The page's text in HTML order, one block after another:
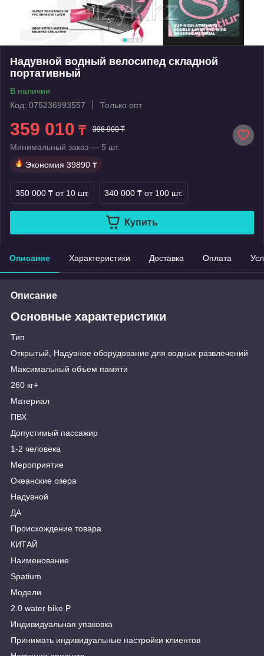
Надувной водный велосипед складной
портативный
В наличии
Код: 075236993557
Только опт
359 010 ₸ 398 900 ₸
Минимальный заказ — 5 шт.
Экономия 39890 ₸
350 000 ₸ от 10 шт. 340 000 ₸ от 100 шт.
Купить
Описание Характеристики Доставка Оплата
Описание
Основные характеристики
Тип
Открытый, Надувное оборудование для водных развлечений
Максимальный объем памяти
260 кг+
Материал
ПВХ
Допустимый пассажир
1-2 человека
Мероприятие
Океанские озера
Надувной
ДА
Происхождение товара
КИТАЙ
Наименование
Spatium
Модели
2.0 water bike P
Индивидуальная упаковка
Принимать индивидуальные настройки клиентов